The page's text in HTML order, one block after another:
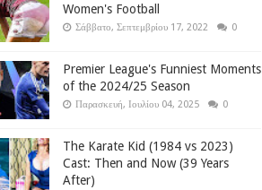
Women's Football
Σάββατο, Σεπτεμβρίου 17, 2022 0
Premier League's Funniest Moments
of the 2024/25 Season
Παρασκευή, Ιουλίου 04, 2025 0
The Karate Kid (1984 vs 2023)
Cast: Then and Now (39 Years
After)